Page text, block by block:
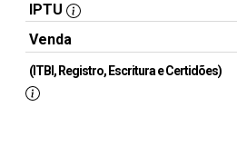
IPTU
Venda
(ITBI, Registro, Escritura e Certidões)